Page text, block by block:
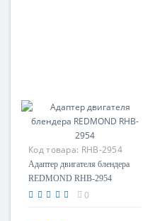
Код товара: RHB-2954
Адаптер двигателя
Адаптер двигателя блендера
REDMOND RHB-2954
0